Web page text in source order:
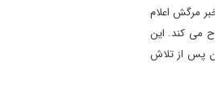
مرگش اعلام
می کند. این
است. تهران پس از تلاش